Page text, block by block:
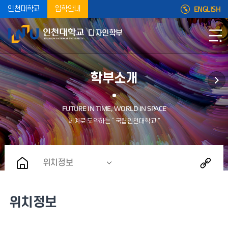
인천대학교 입학안내 ENGLISH
디자인학부
학부소개
위치정보
위치정보